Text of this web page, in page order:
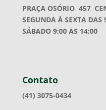
PRAÇA OSÓRIO 457
SEGUNDA À SEXTA DAS
SÁBADO 9:00 AS 14:00
Contato
(41) 3075-0434